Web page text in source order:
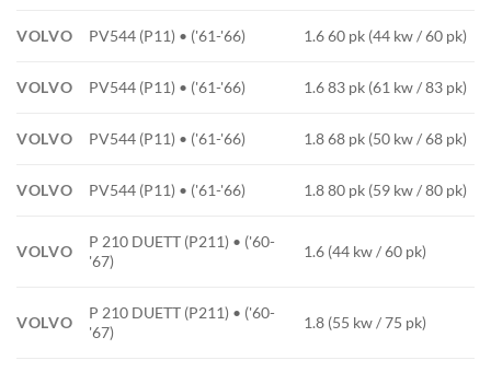
VOLVO PV544 (P11) • ('61-'66) 1.6 60 pk (44 kw / 60 pk)
VOLVO PV544 (P11) • ('61-'66) 1.6 83 pk (61 kw / 83 pk)
VOLVO PV544 (P11) • ('61-'66) 1.8 68 pk (50 kw / 68 pk)
VOLVO PV544 (P11) • ('61-'66) 1.8 80 pk (59 kw / 80 pk)
VOLVO
P 210 DUETT (P211) • ('60-
'67)
1.6 (44 kw / 60 pk)
VOLVO
P 210 DUETT (P211) • ('60-
'67)
1.8 (55 kw / 75 pk)